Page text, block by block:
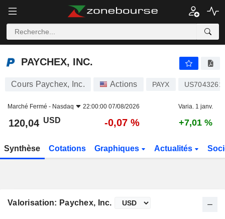
PAYCHEX, INC.
PAYCHEX, INC.
Cours Paychex, Inc. Actions PAYX
Marché Fermé - Nasdaq 22:00:00 07/08/2026 Varia. 1 janv.
120,04 USD -0,07 % +7,01 %
Synthèse Cotations Graphiques Actualités
Valorisation: Paychex, Inc.